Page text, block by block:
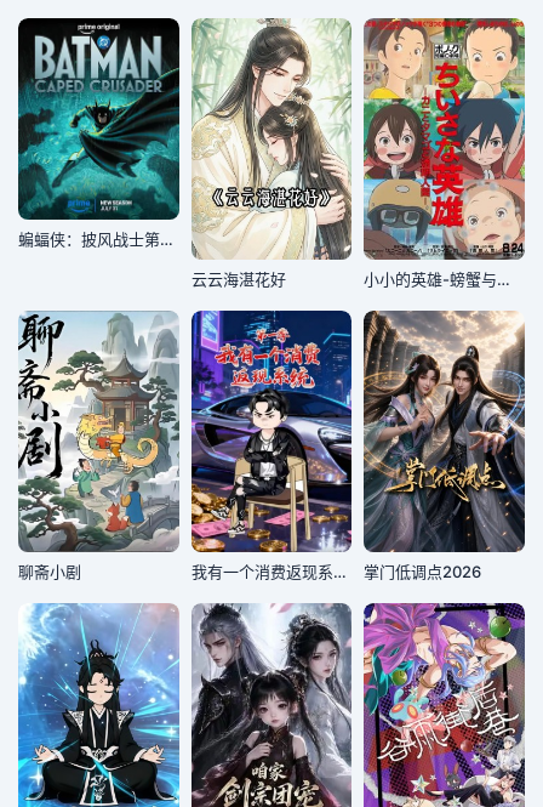
蝙蝠侠：披风战士第二季
云云海湛花好 小小的英雄-螃蟹与蛋与透明人
聊斋小剧 我有一个消费返现系统第一季 掌门低调点2026